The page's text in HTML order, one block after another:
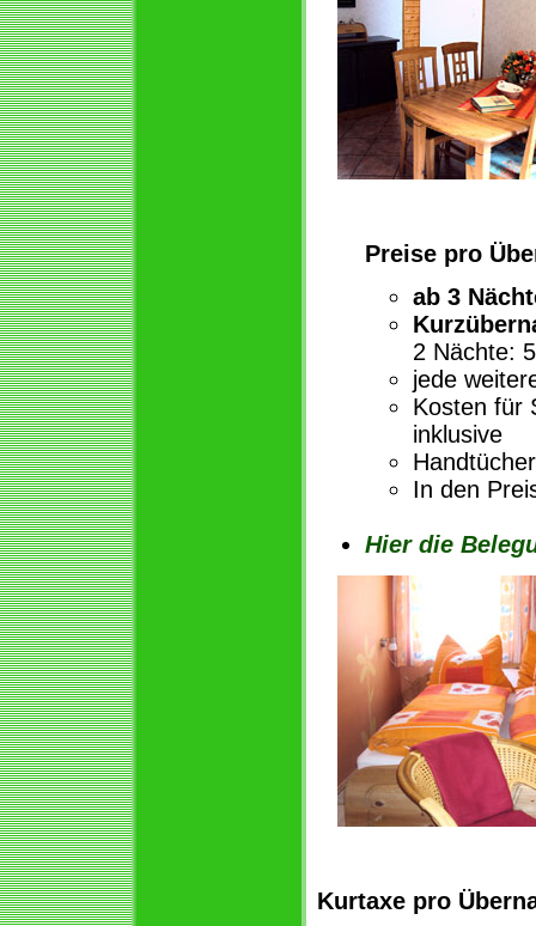
Preise pro
ab 3
2 Nächte:
jede
Kosten für
inklusive
In den
Hier die
Kurtaxe pro